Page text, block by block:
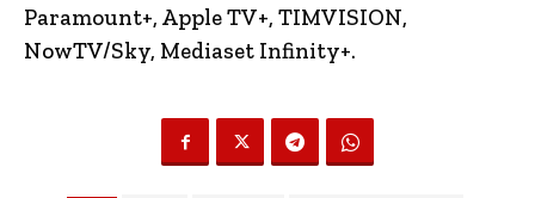
Paramount+, Apple TV+, TIMVISION,
NowTV/Sky, Mediaset Infinity+.